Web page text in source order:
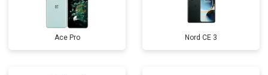
Ace Pro Nord CE 3